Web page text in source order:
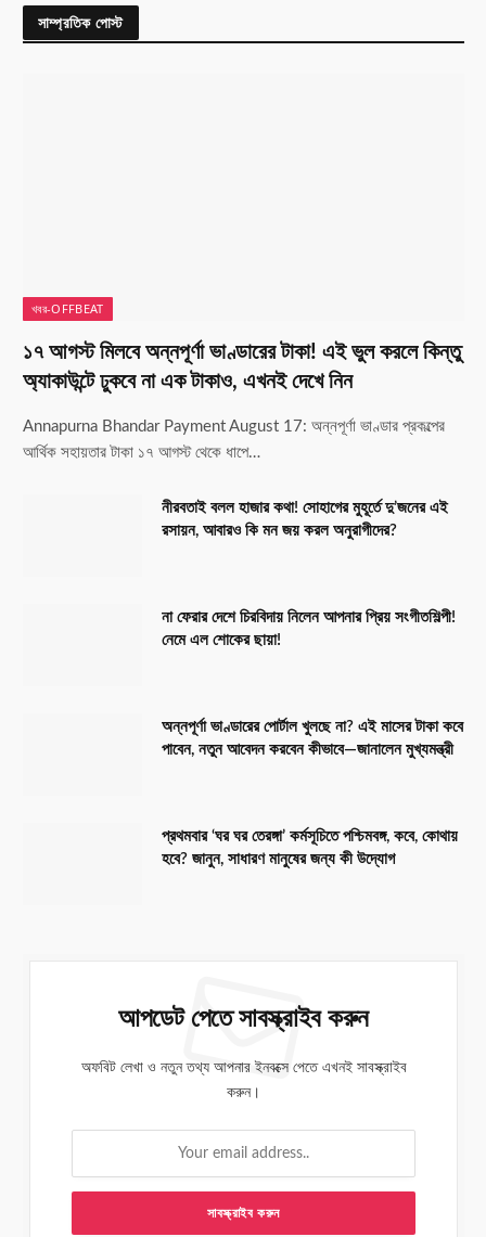
সাম্প্রতিক পোস্ট
খবর-OFFBEAT
১৭ আগস্ট মিলবে অন্নপূর্ণা ভাণ্ডারের টাকা! এই ভুল করলে কিন্তু
অ্যাকাউন্টে ঢুকবে না এক টাকাও, এখনই দেখে নিন
Annapurna Bhandar Payment August 17: অন্নপূর্ণা ভাণ্ডার প্রকল্পের
আর্থিক সহায়তার টাকা ১৭ আগস্ট থেকে ধাপে…
নীরবতাই বলল হাজার কথা! সোহাগের মুহূর্তে দু’জনের এই
রসায়ন, আবারও কি মন জয় করল অনুরাগীদের?
না ফেরার দেশে চিরবিদায় নিলেন আপনার প্রিয় সংগীতশিল্পী!
নেমে এল শোকের ছায়া!
অন্নপূর্ণা ভাণ্ডারের পোর্টাল খুলছে না? এই মাসের টাকা কবে
পাবেন, নতুন আবেদন করবেন কীভাবে—জানালেন মুখ্যমন্ত্রী
প্রথমবার ‘ঘর ঘর তেরঙ্গা’ কর্মসূচিতে পশ্চিমবঙ্গ, কবে, কোথায়
হবে? জানুন, সাধারণ মানুষের জন্য কী উদ্যোগ
আপডেট পেতে সাবস্ক্রাইব করুন
অফবিট লেখা ও নতুন তথ্য আপনার ইনবক্সে পেতে এখনই সাবস্ক্রাইব
করুন।